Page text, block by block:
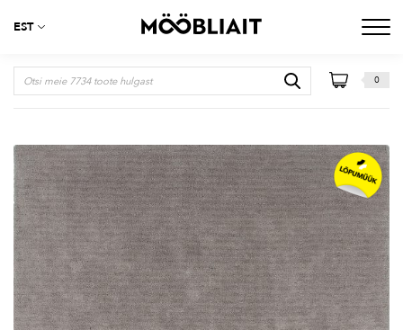
EST
0